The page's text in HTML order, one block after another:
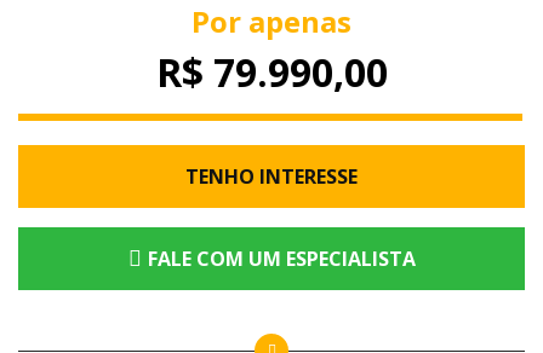
Por apenas
R$ 79.990,00
TENHO INTERESSE
FALE COM UM ESPECIALISTA